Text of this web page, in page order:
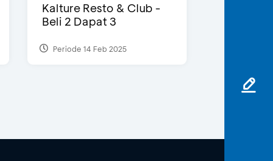
Kalture Resto & Club -
Beli 2 Dapat 3
Periode 14 Feb 2025